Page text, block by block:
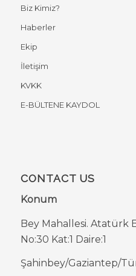
Biz Kimiz?
Haberler
Ekip
İletişim
KVKK
E-BÜLTENE KAYDOL
CONTACT US
Konum
Bey Mahallesi. Atatürk
No:30 Kat:1 Daire:1
Şahinbey/Gaziantep/